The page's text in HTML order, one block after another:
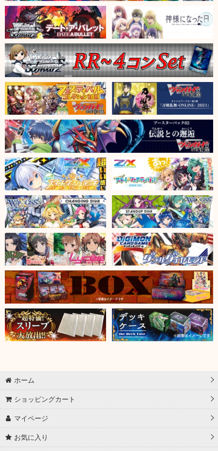
ホーム
ショッピングカート
マイページ
お気に入り